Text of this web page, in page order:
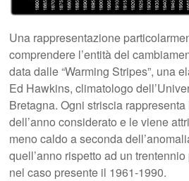
Una rappresentazione
comprendere l’entità del
data dalle “Warming Stripes”, una
Ed Hawkins, climatologo
Bretagna. Ogni striscia
dell’anno considerato e le viene
meno caldo a seconda
quell’anno rispetto ad un
nel caso presente il 1961-1990.